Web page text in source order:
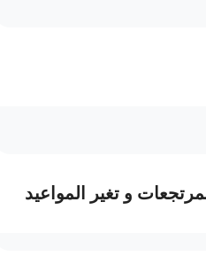
و تغير المواعيد